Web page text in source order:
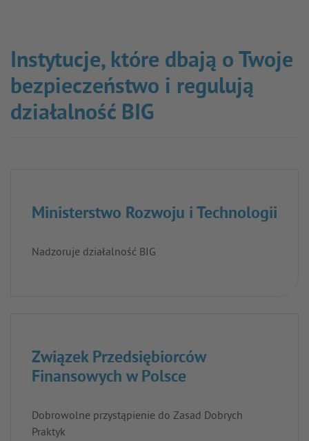
Instytucje, które dbają o Twoje
bezpieczeństwo i regulują
działalność BIG
Ministerstwo Rozwoju i Technologii
Nadzoruje działalność BIG
Związek Przedsiębiorców
Finansowych w Polsce
Dobrowolne przystąpienie do Zasad Dobrych
Praktyk